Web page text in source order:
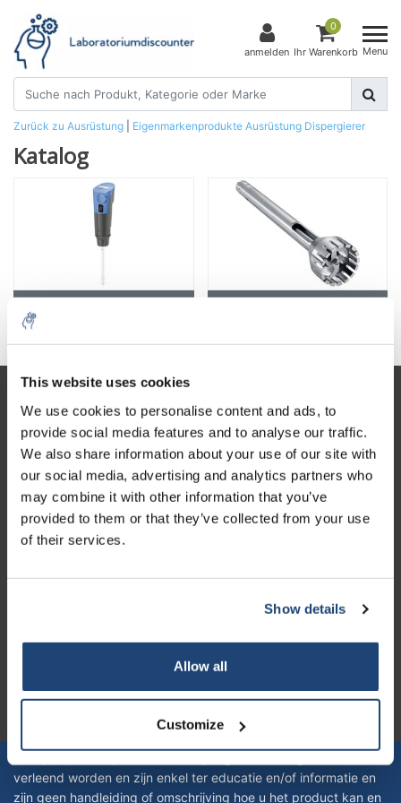
This website uses cookies
We use cookies to personalise content and ads, to
provide social media features and to analyse our traffic.
We also share information about your use of our site with
our social media, advertising and analytics partners who
may combine it with other information that you’ve
provided to them or that they’ve collected from your use
of their services.
Show details
Allow all
Customize
anmelden
0
Ihr Warenkorb Menu
Zurück zu Ausrüstung Eigenmarkenprodukte Ausrüstung Dispergierer
Katalog
Kundendienst
Mein Konto
Kontakt
Öffnungszeiten
Reviews 273 - Gut
verleend worden en zijn enkel ter educatie en/of informatie en
zijn geen handleiding of omschrijving hoe u het product kan en